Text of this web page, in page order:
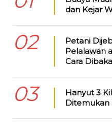
dan Kejar
02
Petani
Pelalawan
Cara
03
Hanyut 3
Ditemukan